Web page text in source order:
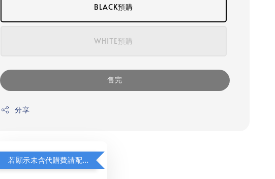
BLACK預購
WHITE預購
售完
分享
若顯示未含代購費請配對加購(未加購視同無效訂單)